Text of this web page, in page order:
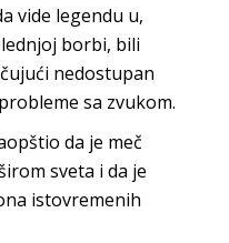
vide legendu u,
borbi, bili
nedostupan
sa zvukom.
da je meč
sveta i da je
istovremenih